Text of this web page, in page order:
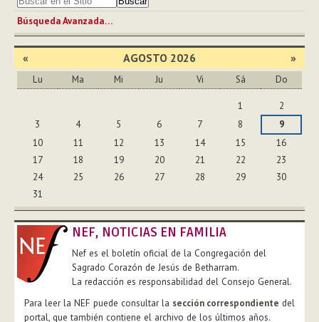
Búsqueda Avanzada…
« AGOSTO 2026 »
Lu Ma Mi Ju Vi Sá Do
1
2
3
4 5 6 7 8
9
10
11 12 13 14 15
16
17
18 19 20 21 22
23
24
25 26 27 28 29
30
31
NEF, NOTICIAS EN FAMILIA
Nef es el boletín oficial de la Congregación del
Sagrado Corazón de Jesús de Betharram.
La redacción es responsabilidad del Consejo General.
Para leer la NEF puede consultar la sección correspondiente del
portal, que también contiene el archivo de los últimos años.